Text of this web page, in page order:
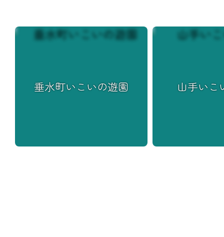
垂水町いこいの遊園 山手いこ